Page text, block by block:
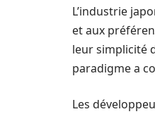
L’industrie
et aux
leur simplicité
paradigme a
Les